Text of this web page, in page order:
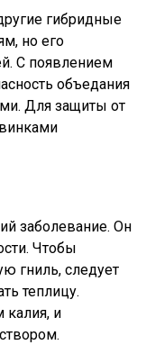
гибридные
но его
С появлением
объедания
Для защиты от
заболевание. Он
Чтобы
гниль, следует
теплицу.
и